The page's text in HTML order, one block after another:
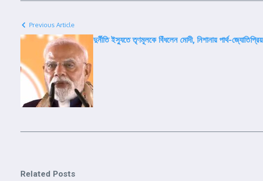
Previous Article
দুর্নীতি ইস্যুতে তৃণমূলকে বিঁধলেন মোদী, নিশানায় পার্থ-জ্যোতিপ্রিয়
Related Posts